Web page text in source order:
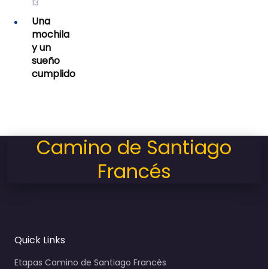
Una
mochila
y un
sueño
cumplido
Camino de Santiago
Francés
Quick Links
Etapas Camino de Santiago Francés